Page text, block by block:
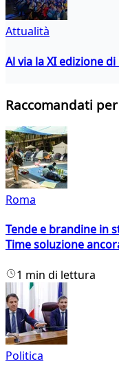
Attualità
Al via la XI edizione
Raccomandati
Roma
Tende e brandine in
Time soluzione
1 min di lettura
Politica